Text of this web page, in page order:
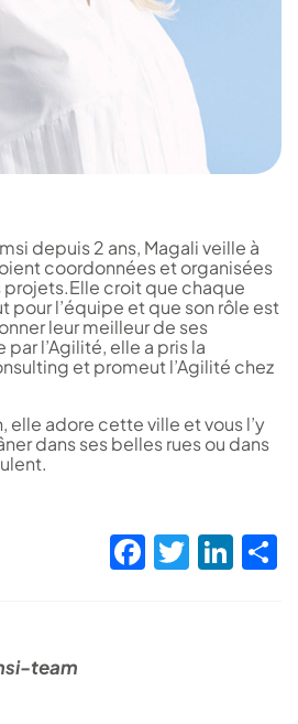
depuis 2 ans, Magali veille à
coordonnées et organisées
croit que chaque
pour l’équipe et que son rôle est
leur meilleur de ses
l’Agilité, elle a pris la
et promeut l’Agilité chez
elle adore cette ville et vous l’y
dans ses belles rues ou dans
team